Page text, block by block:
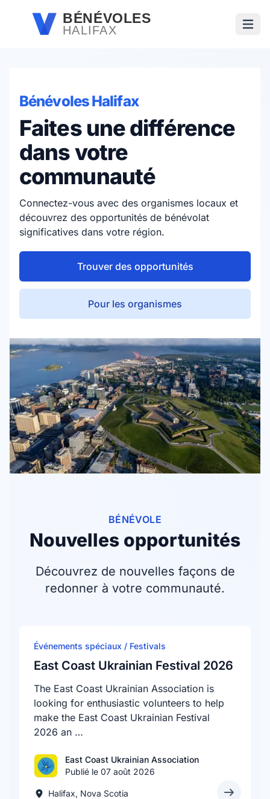
Passer au contenu principal
BÉNÉVOLES
HALIFAX
Bénévoles Halifax
Faites une différence
dans votre
communauté
Connectez-vous avec des organismes locaux et
découvrez des opportunités de bénévolat
significatives dans votre région.
Trouver des opportunités
Pour les organismes
BÉNÉVOLE
Nouvelles opportunités
Découvrez de nouvelles façons de
redonner à votre communauté.
Événements spéciaux / Festivals
East Coast Ukrainian Festival 2026
The East Coast Ukrainian Association is
looking for enthusiastic volunteers to help
make the East Coast Ukrainian Festival
2026 an …
East Coast Ukrainian Association
Publié le 07 août 2026
Halifax, Nova Scotia